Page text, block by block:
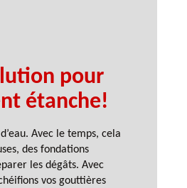
pour
étanche!
Avec le temps, cela
des fondations
les dégâts. Avec
vos gouttières